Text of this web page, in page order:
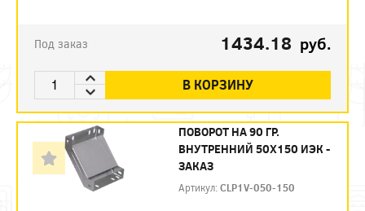
Под заказ 1434.18 руб.
В КОРЗИНУ
ПОВОРОТ НА 90 ГР.
ВНУТРЕННИЙ 50Х150 ИЭК -
ЗАКАЗ
Артикул:CLP1V-050-150